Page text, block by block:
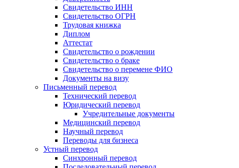
Свидетельство ИНН
Свидетельство ОГРН
Трудовая книжка
Диплом
Аттестат
Свидетельство о рождении
Свидетельство о браке
Свидетельство о перемене ФИО
Документы на визу
Письменный перевод
Технический перевод
Юридический перевод
Учредительные документы
Медицинский перевод
Научный перевод
Переводы для бизнеса
Устный перевод
Синхронный перевод